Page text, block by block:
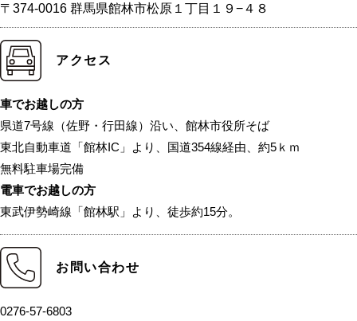
〒374-0016 群馬県館林市松原１丁目１９−４８
アクセス
車でお越しの方
県道7号線（佐野・行田線）沿い、館林市役所そば
東北自動車道「館林IC」より、国道354線経由、約5ｋｍ
無料駐車場完備
電車でお越しの方
東武伊勢崎線「館林駅」より、徒歩約15分。
お問い合わせ
0276-57-6803